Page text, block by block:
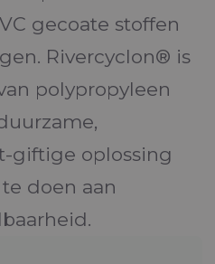
gecoate stoffen
Rivercyclon® is
polypropyleen
giftige oplossing
doen aan